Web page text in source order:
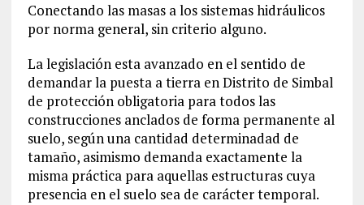
Conectando las masas a los sistemas hidráulicos
por norma general, sin criterio alguno.
La legislación esta avanzado en el sentido de
demandar la puesta a tierra en Distrito de Simbal
de protección obligatoria para todos las
construcciones anclados de forma permanente al
suelo, según una cantidad determinadad de
tamaño, asimismo demanda exactamente la
misma práctica para aquellas estructuras cuya
presencia en el suelo sea de carácter temporal.